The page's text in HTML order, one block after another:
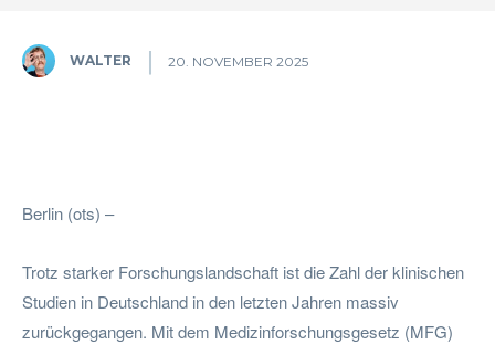
WALTER 20. NOVEMBER 2025
Berlin (ots) –
Trotz starker Forschungslandschaft ist die Zahl der klinischen
Studien in Deutschland in den letzten Jahren massiv
zurückgegangen. Mit dem Medizinforschungsgesetz (MFG)